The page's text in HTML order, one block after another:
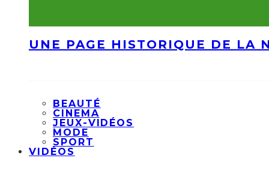
UNE PAGE HISTORIQUE DE LA
BEAUTÉ
CINEMA
JEUX-VIDÉOS
MODE
SPORT
VIDÉOS